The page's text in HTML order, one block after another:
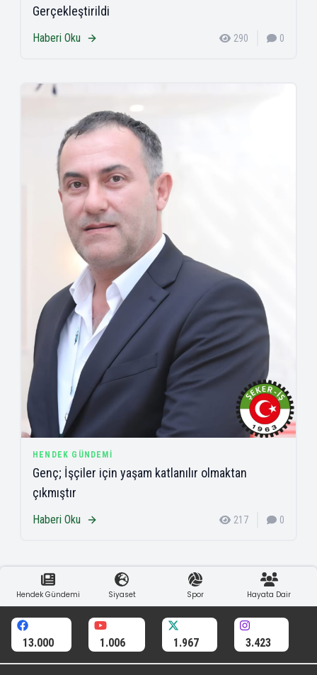
Gerçekleştirildi
Haberi Oku 290 0
HENDEK GÜNDEMI
Genç; İşçiler için yaşam katlanılır olmaktan
çıkmıştır
Haberi Oku 217 0
Hendek Gündemi Siyaset Spor Hayata Dair
13.000 1.006 1.967 3.423